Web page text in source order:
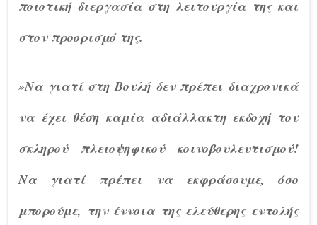
ποιοτική διεργασία στη λειτουργία της και
στον προορισμό της.
»Να γιατί στη Βουλή δεν πρέπει διαχρονικά
να έχει θέση καμία αδιάλλακτη εκδοχή του
σκληρού πλειοψηφικού κοινοβουλευτισμού!
Να γιατί πρέπει να εκφράσουμε, όσο
μπορούμε, την έννοια της ελεύθερης εντολής